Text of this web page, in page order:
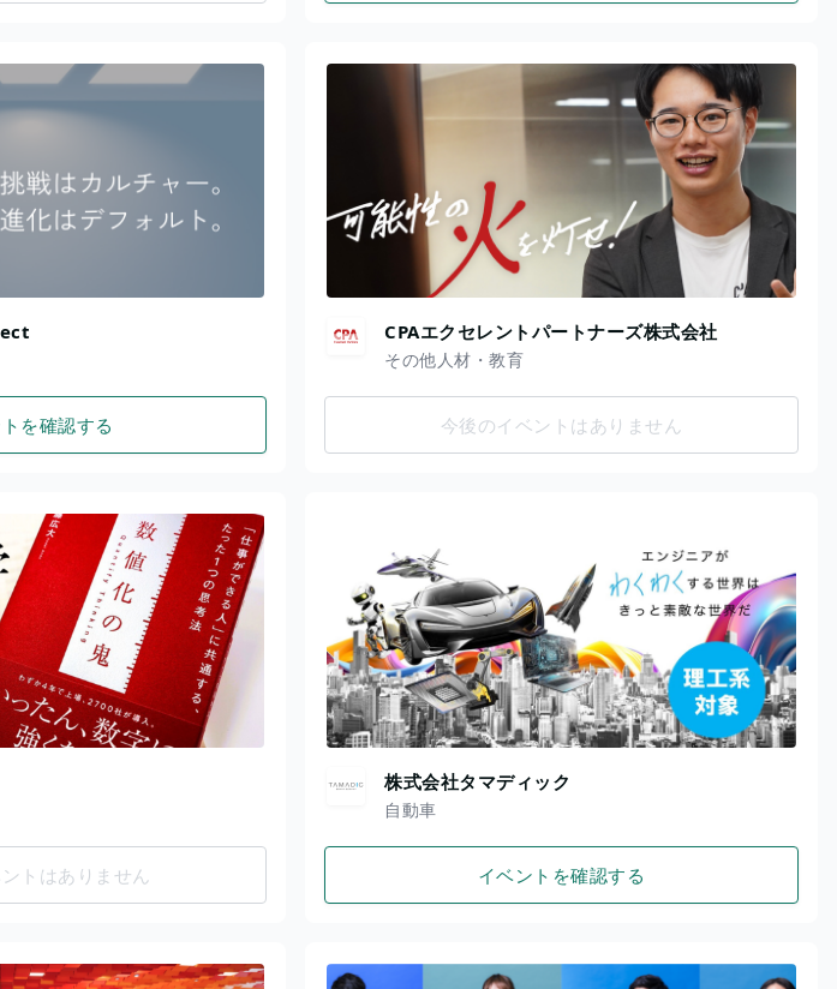
を確認する
CPAエクセレントパートナーズ株式会社
その他人材・教育
今後のイベントはありません
トはありません
株式会社タマディック
自動車
イベントを確認する